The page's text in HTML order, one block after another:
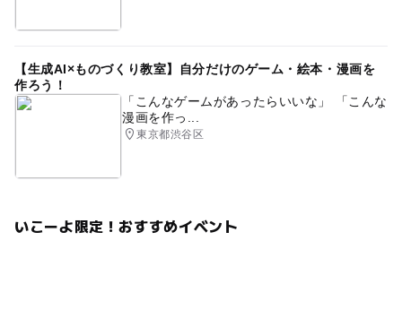
予約はこちらから
【生成AI×ものづくり教室】自分だけのゲーム・絵本・漫画を
作ろう！
「こんなゲームがあったらいいな」 「こんな
漫画を作っ...
東京都渋谷区
いこーよ限定！おすすめイベント